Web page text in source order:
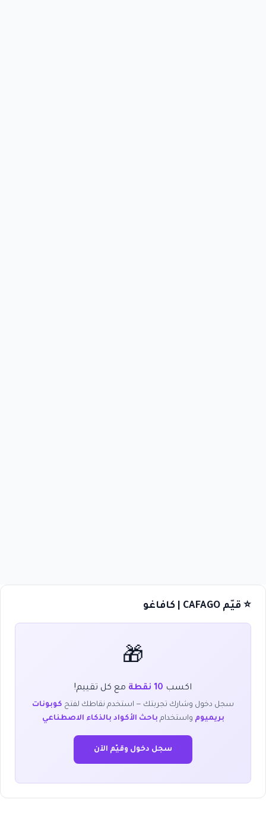
⭐ قيّم CAFAGO | كافاغو
🎁
اكسب 10 نقطة مع كل تقييم!
سجل دخول وشارك تجربتك — استخدم نقاطك لفتح كوبونات
بريميوم واستخدام باحث الأكواد بالذكاء الاصطناعي
سجل دخول وقيّم الآن